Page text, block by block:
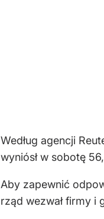
Według agencji
wyniósł w sobotę
Aby zapewnić
rząd wezwał firmy i